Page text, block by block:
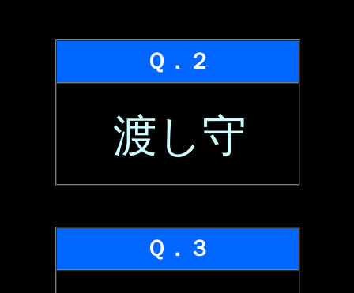
Ｑ．２
渡し守
Ｑ．３